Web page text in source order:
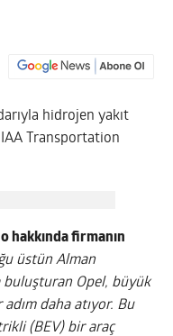
hidrojen yakıt
Transportation
hakkında firmanın
üstün Alman
Opel, büyük
daha atıyor. Bu
(BEV) bir araç